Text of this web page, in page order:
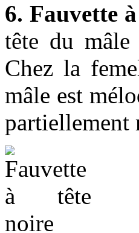
6. Fauvette
tête du mâle
Chez la
mâle est
partiellement